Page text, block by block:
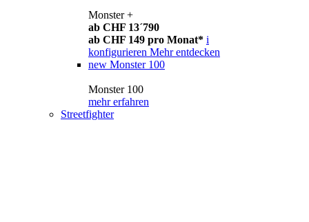
Monster +
ab CHF 13´790
ab CHF 149 pro Monat* i
konfigurieren Mehr entdecken
new Monster 100
Monster 100
mehr erfahren
Streetfighter